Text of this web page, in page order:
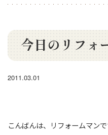
今日のリフォ
2011.03.01
こんばんは、リフォームマン